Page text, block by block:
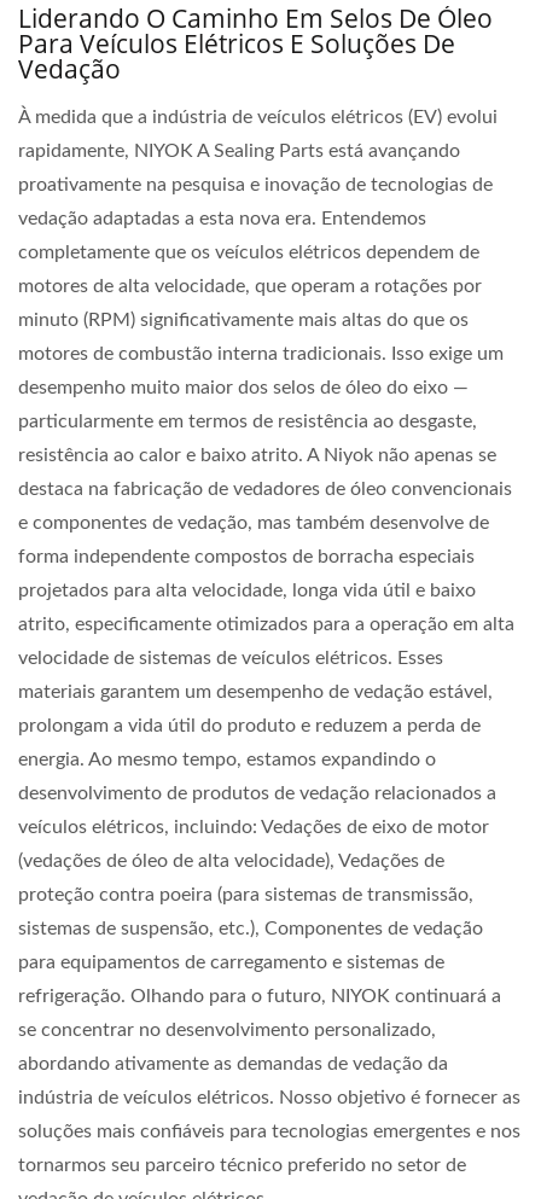
Liderando O Caminho Em Selos De Óleo
Para Veículos Elétricos E Soluções De
Vedação
À medida que a indústria de veículos elétricos (EV) evolui
rapidamente, NIYOK A Sealing Parts está avançando
proativamente na pesquisa e inovação de tecnologias de
vedação adaptadas a esta nova era. Entendemos
completamente que os veículos elétricos dependem de
motores de alta velocidade, que operam a rotações por
minuto (RPM) significativamente mais altas do que os
motores de combustão interna tradicionais. Isso exige um
desempenho muito maior dos selos de óleo do eixo —
particularmente em termos de resistência ao desgaste,
resistência ao calor e baixo atrito. A Niyok não apenas se
destaca na fabricação de vedadores de óleo convencionais
e componentes de vedação, mas também desenvolve de
forma independente compostos de borracha especiais
projetados para alta velocidade, longa vida útil e baixo
atrito, especificamente otimizados para a operação em alta
velocidade de sistemas de veículos elétricos. Esses
materiais garantem um desempenho de vedação estável,
prolongam a vida útil do produto e reduzem a perda de
energia. Ao mesmo tempo, estamos expandindo o
desenvolvimento de produtos de vedação relacionados a
veículos elétricos, incluindo: Vedações de eixo de motor
(vedações de óleo de alta velocidade), Vedações de
proteção contra poeira (para sistemas de transmissão,
sistemas de suspensão, etc.), Componentes de vedação
para equipamentos de carregamento e sistemas de
refrigeração. Olhando para o futuro, NIYOK continuará a
se concentrar no desenvolvimento personalizado,
abordando ativamente as demandas de vedação da
indústria de veículos elétricos. Nosso objetivo é fornecer as
soluções mais confiáveis para tecnologias emergentes e nos
tornarmos seu parceiro técnico preferido no setor de